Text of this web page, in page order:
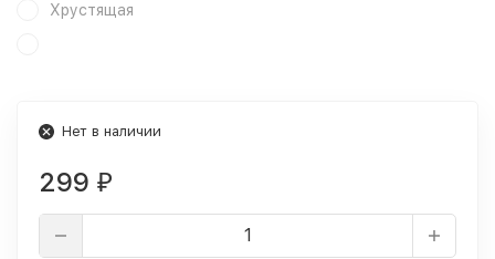
Хрустящая
Нет в наличии
299 ₽